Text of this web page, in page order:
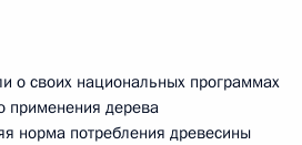
о своих национальных программах
применения дерева
норма потребления древесины